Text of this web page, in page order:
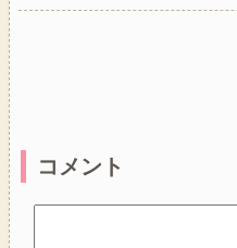
コメント